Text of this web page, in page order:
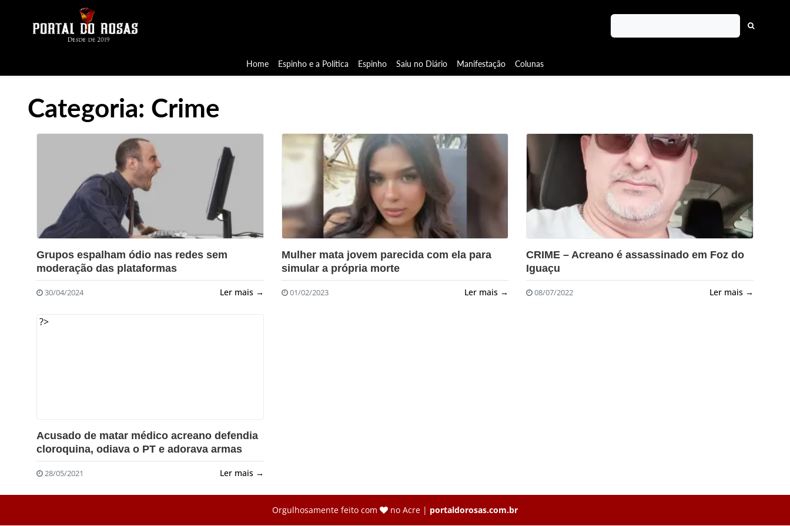
Home Espinho e a Política Espinho Saiu no Diário Manifestação Colunas
Categoria: Crime
?>
Grupos espalham ódio nas redes sem
moderação das plataformas
30/04/2024 Ler mais →
?>
Mulher mata jovem parecida com ela para
simular a própria morte
01/02/2023 Ler mais →
?>
CRIME – Acreano é assassinado em Foz do
Iguaçu
08/07/2022 Ler mais →
?>
Acusado de matar médico acreano defendia
cloroquina, odiava o PT e adorava armas
28/05/2021 Ler mais →
Orgulhosamente feito com no Acre | portaldorosas.com.br